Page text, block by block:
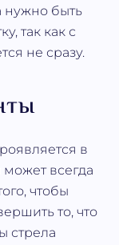
нужно быть
так как с
не сразу.
в
всегда
чтобы
то, что
стрела